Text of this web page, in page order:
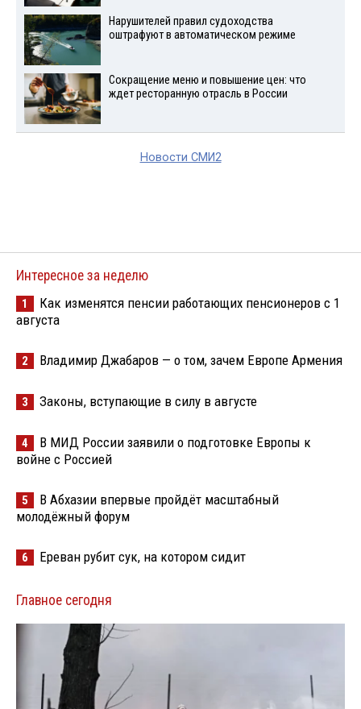
Нарушителей правил судоходства
оштрафуют в автоматическом режиме
Сокращение меню и повышение цен: что
ждет ресторанную отрасль в России
Новости СМИ2
Интересное за неделю
1
Как изменятся пенсии работающих пенсионеров с 1
августа
2 Владимир Джабаров — о том, зачем Европе Армения
3 Законы, вступающие в силу в августе
4
В МИД России заявили о подготовке Европы к
войне с Россией
5
В Абхазии впервые пройдёт масштабный
молодёжный форум
6 Ереван рубит сук, на котором сидит
Главное сегодня